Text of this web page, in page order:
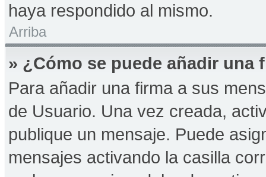
haya respondido al mismo.
Arriba
» ¿Cómo se puede añadir una
Para añadir una firma a sus
de Usuario. Una vez creada,
publique un mensaje. Puede
mensajes activando la casilla